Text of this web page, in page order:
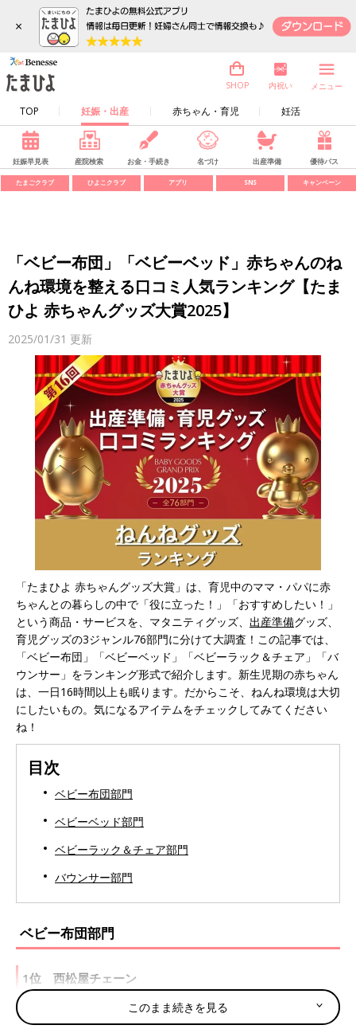
×
TOP 妊娠・出産 赤ちゃん・育児 妊活
SHOP 内祝い メニュー
妊娠早見表 産院検索 お金・手続き 名づけ 出産準備 優待パス
たまごクラブ ひよこクラブ アプリ SNS キャンペーン
「ベビー布団」「ベビーベッド」赤ちゃんのね
んね環境を整える口コミ人気ランキング【たま
ひよ 赤ちゃんグッズ大賞2025】
2025/01/31 更新
「たまひよ 赤ちゃんグッズ大賞」は、育児中のママ・パパに赤
ちゃんとの暮らしの中で「役に立った！」「おすすめしたい！」
という商品・サービスを、マタニティグッズ、 出産準備グッズ、
育児グッズの3ジャンル76部門に分けて大調査！この記事では、
「ベビー布団」「ベビーベッド」「ベビーラック＆チェア」「バ
ウンサー」をランキング形式で紹介します。新生児期の赤ちゃん
は、一日16時間以上も眠ります。だからこそ、ねんね環境は大切
にしたいもの。気になるアイテムをチェックしてみてください
ね！
目次
ベビー布団部門
ベビーベッド部門
ベビーラック＆チェア部門
バウンサー部門
ベビー布団部門
1位 西松屋チェーン
昨年1位にランクアップした順位をキープ。10点セットで1万円
このまま続きを見る